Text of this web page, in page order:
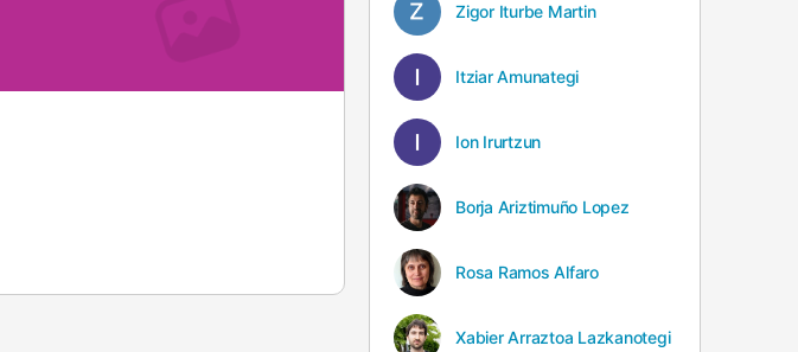
Zigor Iturbe Martin
Itziar Amunategi
Ion Irurtzun
Borja Ariztimuño Lopez
Rosa Ramos Alfaro
Xabier Arraztoa Lazkanotegi